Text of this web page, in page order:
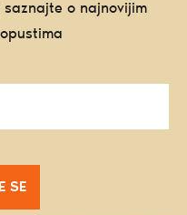
o najnovijim
SE